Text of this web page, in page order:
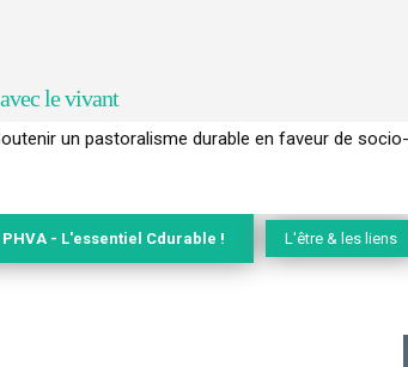
le vivant
de l’arbre pour un modèle économique
PHVA - L'essentiel Cdurable ! L'être & les liens